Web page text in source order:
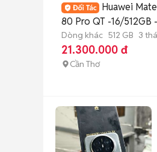
Huawei Mate
80 Pro QT -16/512GB -
Pin 100 - Đẹp 99
Dòng khác 512 GB 3
21.300.000 đ
Cần Thơ